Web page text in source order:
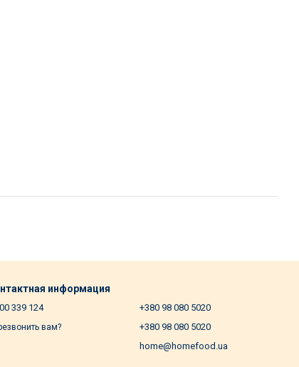
информация
339 124
вам?
+380 98 080 5020
+380 98 080 5020
home@homefood.ua